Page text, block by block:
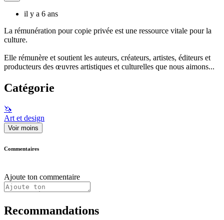
il y a 6 ans
La rémunération pour copie privée est une ressource vitale pour la
culture.
Elle rémunère et soutient les auteurs, créateurs, artistes, éditeurs et
producteurs des œuvres artistiques et culturelles que nous aimons...
Catégorie
🦄
Art et design
Voir moins
Commentaires
Ajoute ton commentaire
Recommandations